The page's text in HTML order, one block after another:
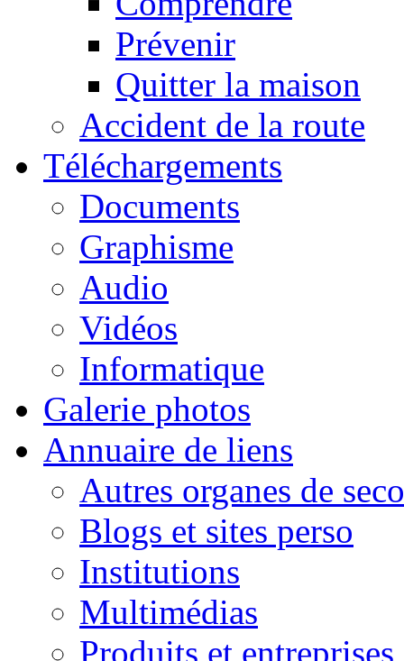
Prévenir
Quitter la maison
Accident de la route
Téléchargements
Documents
Graphisme
Audio
Vidéos
Informatique
Galerie photos
Annuaire de liens
Autres organes de
Blogs et sites perso
Institutions
Multimédias
Produits et entreprises